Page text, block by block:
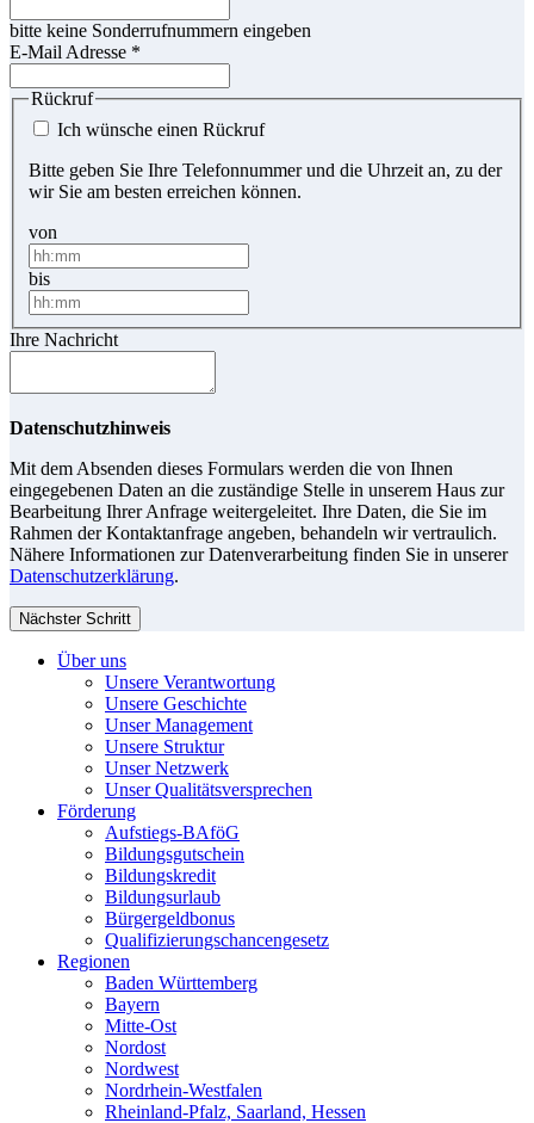
bitte keine Sonderrufnummern eingeben
E-Mail Adresse *
Rückruf
Ich wünsche einen Rückruf
Bitte geben Sie Ihre Telefonnummer und die Uhrzeit an, zu der
wir Sie am besten erreichen können.
von
bis
Ihre Nachricht
Datenschutzhinweis
Mit dem Absenden dieses Formulars werden die von Ihnen
eingegebenen Daten an die zuständige Stelle in unserem Haus zur
Bearbeitung Ihrer Anfrage weitergeleitet. Ihre Daten, die Sie im
Rahmen der Kontaktanfrage angeben, behandeln wir vertraulich.
Nähere Informationen zur Datenverarbeitung finden Sie in unserer
Datenschutzerklärung.
Nächster Schritt
Über uns
Unsere Verantwortung
Unsere Geschichte
Unser Management
Unsere Struktur
Unser Netzwerk
Unser Qualitätsversprechen
Förderung
Aufstiegs-BAföG
Bildungsgutschein
Bildungskredit
Bildungsurlaub
Bürgergeldbonus
Qualifizierungschancengesetz
Regionen
Baden Württemberg
Bayern
Mitte-Ost
Nordost
Nordwest
Nordrhein-Westfalen
Rheinland-Pfalz, Saarland, Hessen